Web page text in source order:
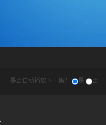
是否自动播放下一集？ 是 否